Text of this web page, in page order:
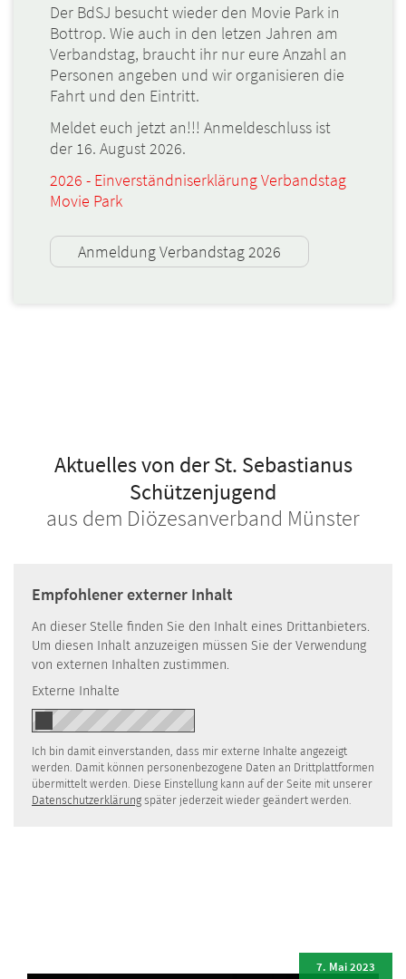
Der BdSJ besucht wieder den Movie Park in
Bottrop. Wie auch in den letzen Jahren am
Verbandstag, braucht ihr nur eure Anzahl an
Personen angeben und wir organisieren die
Fahrt und den Eintritt.
Meldet euch jetzt an!!! Anmeldeschluss ist
der 16. August 2026.
2026 - Einverständniserklärung Verbandstag
Movie Park
Anmeldung Verbandstag 2026
Aktuelles von der St. Sebastianus
Schützenjugend
aus dem Diözesanverband Münster
Empfohlener externer Inhalt
An dieser Stelle finden Sie den Inhalt eines Drittanbieters.
Um diesen Inhalt anzuzeigen müssen Sie der Verwendung
von externen Inhalten zustimmen.
Externe Inhalte
Ich bin damit einverstanden, dass mir externe Inhalte angezeigt
werden. Damit können personenbezogene Daten an Drittplattformen
übermittelt werden. Diese Einstellung kann auf der Seite mit unserer
Datenschutzerklärung später jederzeit wieder geändert werden.
7. Mai 2023